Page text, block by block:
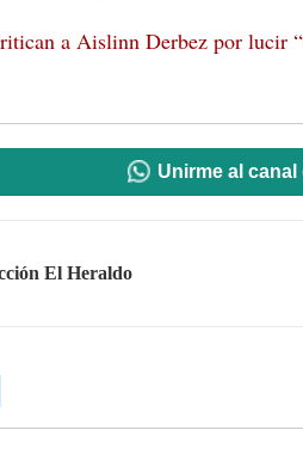
a Aislinn Derbez por lucir
Unirme al
El Heraldo